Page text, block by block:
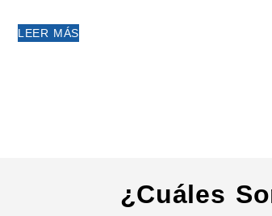
LEER MÁS
¿Cuáles